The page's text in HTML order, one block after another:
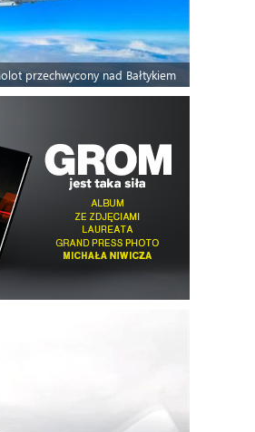
przechwycony nad Bałtykiem